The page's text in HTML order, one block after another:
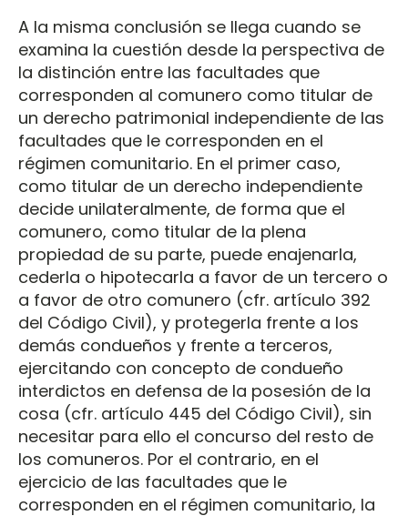
A la misma conclusión se llega cuando se
examina la cuestión desde la perspectiva de
la distinción entre las facultades que
corresponden al comunero como titular de
un derecho patrimonial independiente de las
facultades que le corresponden en el
régimen comunitario. En el primer caso,
como titular de un derecho independiente
decide unilateralmente, de forma que el
comunero, como titular de la plena
propiedad de su parte, puede enajenarla,
cederla o hipotecarla a favor de un tercero o
a favor de otro comunero (cfr. artículo 392
del Código Civil), y protegerla frente a los
demás condueños y frente a terceros,
ejercitando con concepto de condueño
interdictos en defensa de la posesión de la
cosa (cfr. artículo 445 del Código Civil), sin
necesitar para ello el concurso del resto de
los comuneros. Por el contrario, en el
ejercicio de las facultades que le
corresponden en el régimen comunitario, la